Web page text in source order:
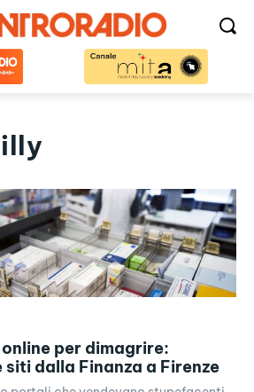
per dimagrire:
dalla Finanza a Firenze